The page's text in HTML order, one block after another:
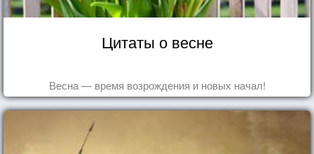
Цитаты о весне
Весна — время возрождения и новых начал!